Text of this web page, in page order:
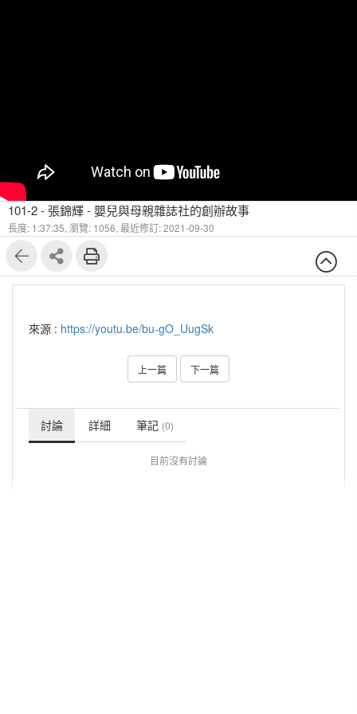
101-2 - 張錦輝 - 嬰兒與母親雜誌社的創辦故事
長度: 1:37:35, 瀏覽: 1056, 最近修訂: 2021-09-30
來源 : https://youtu.be/bu-gO_UugSk
上一篇 下一篇
討論 詳細 筆記 (0)
目前沒有討論